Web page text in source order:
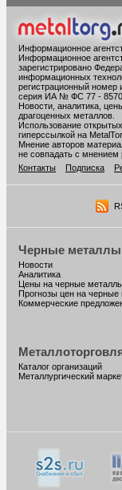
Информационное
Информационное
зарегистрировано
информационных
регистрационный номер
серия ИА № ФС 77 -
Новости, аналитика,
драгоценных металлов.
Использование
гиперссылкой на
Мнение авторов
не совпадать с мнением
Контакты
Подписка
Черные металлы
Новости
Аналитика
Цены на черные
Прогнозы цен на
Коммерческие
Каталог организаций
Металлургический